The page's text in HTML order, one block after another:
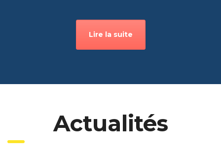
Lire la suite
Actualités